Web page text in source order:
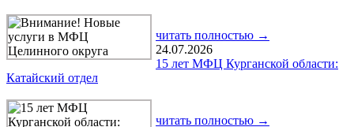
читать полностью →
24.07.2026
15 лет МФЦ Курганской области:
Катайский отдел
читать полностью →